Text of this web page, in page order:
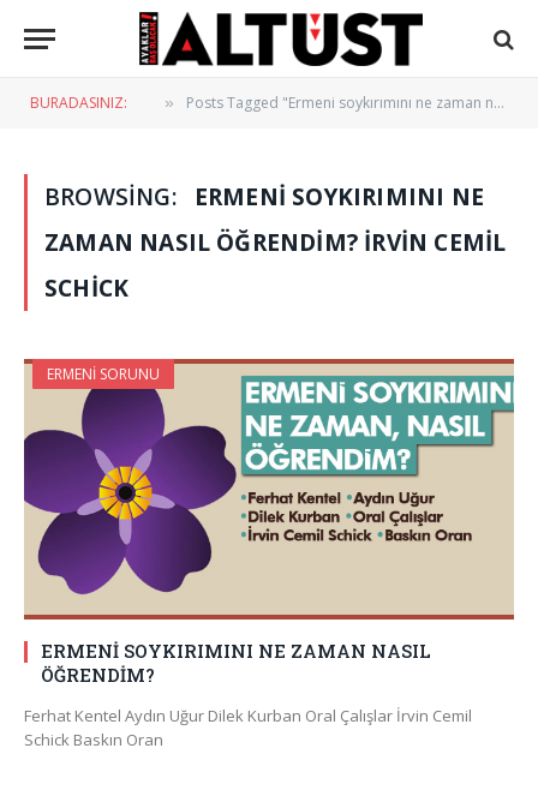
BURADASINIZ: » Posts Tagged "Ermeni soykırımını ne zaman nasıl öğrendim? İrvin Cemil Schick"
BROWSING:
ERMENI SOYKIRIMINI NE
ZAMAN NASIL ÖĞRENDIM? İRVIN CEMIL
SCHICK
ERMENI SORUNU
ERMENİ SOYKIRIMINI NE ZAMAN NASIL
ÖĞRENDİM?
Ferhat Kentel Aydın Uğur Dilek Kurban Oral Çalışlar İrvin Cemil
Schick Baskın Oran